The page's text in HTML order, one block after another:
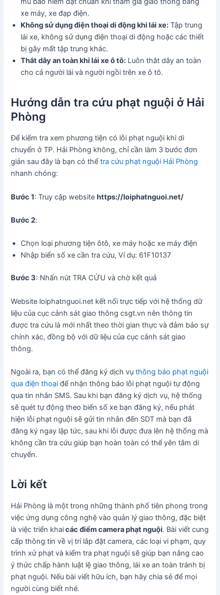
xe máy, xe đạp điện.
Không sử dụng điện thoại di động khi lái xe: Tập trung
lái xe, không sử dụng điện thoại di động hoặc các thiết
bị gây mất tập trung khác.
Thắt dây an toàn khi lái xe ô tô: Luôn thắt dây an toàn
cho cả người lái và người ngồi trên xe ô tô.
Hướng dẫn tra cứu phạt nguội ở Hải
Phòng
Để kiểm tra xem phương tiện có lỗi phạt nguội khi di
chuyển ở TP. Hải Phòng không, chỉ cần làm 3 bước đơn
giản sau đây là bạn có thểtra cứu phạt nguội Hải Phòng
nhanh chóng:
Bước 1: Truy cập websitehttps://loiphatnguoi.net/
Bước 2:
Chọn loại phương tiện ôtô, xe máy hoặc xe máy điện
Nhập biển số xe cần tra cứu, Ví dụ: 61F10137
Bước 3: Nhấn nút TRA CỨU và chờ kết quả
Website loiphatnguoi.net kết nối trực tiếp với hệ thống dữ
liệu của cục cảnh sát giao thông csgt.vn nên thông tin
được tra cứu là mới nhất theo thời gian thực và đảm bảo sự
chính xác, đồng bộ với dữ liệu của cục cảnh sát giao
thông.
Ngoài ra, bạn có thể đăng ký dịch vụthông báo phạt nguội
qua điện thoại để nhận thông báo lỗi phạt nguội tự động
qua tin nhắn SMS. Sau khi bạn đăng ký dịch vụ, hệ thống
sẽ quét tự động theo biển số xe bạn đăng ký, nếu phát
hiện lỗi phạt nguội sẽ gửi tin nhắn đến SDT mà bạn đã
đăng ký ngay lập tức, sau khi lỗi được đưa lên hệ thống mà
không cần tra cứu giúp bạn hoàn toàn có thể yên tâm di
chuyển.
Lời kết
Hải Phòng là một trong những thành phố tiên phong trong
việc ứng dụng công nghệ vào quản lý giao thông, đặc biệt
là việc triển khaicác điểm camera phạt nguội. Bài viết cung
cấp thông tin về vị trí lắp đặt camera, các loại vi phạm, quy
trình xử phạt và kiểm tra phạt nguội sẽ giúp bạn nâng cao
ý thức chấp hành luật lệ giao thông, lái xe an toàn tránh bị
phạt nguội. Nếu bài viết hữu ích, bạn hãy chia sẻ để mọi
người cùng biết nhé.